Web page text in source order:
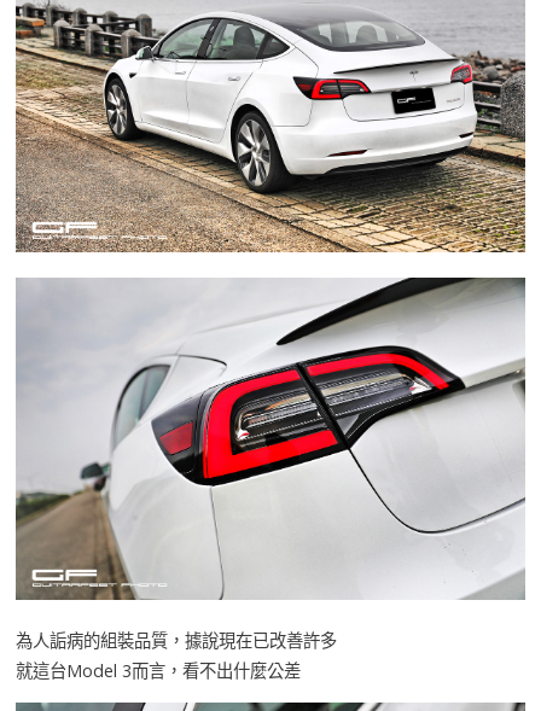
為人詬病的組裝品質，據說現在已改善許多
就這台Model 3而言，看不出什麼公差